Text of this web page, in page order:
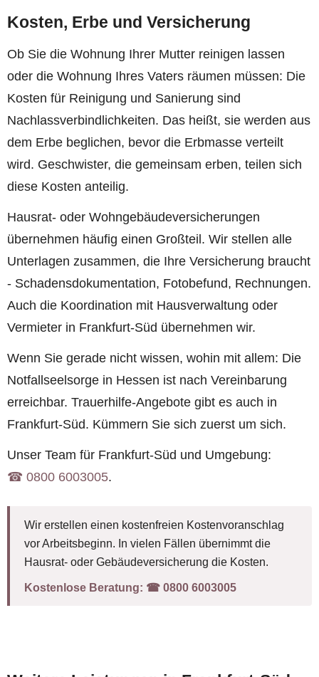
Kosten, Erbe und Versicherung
Ob Sie die Wohnung Ihrer Mutter reinigen lassen
oder die Wohnung Ihres Vaters räumen müssen: Die
Kosten für Reinigung und Sanierung sind
Nachlassverbindlichkeiten. Das heißt, sie werden aus
dem Erbe beglichen, bevor die Erbmasse verteilt
wird. Geschwister, die gemeinsam erben, teilen sich
diese Kosten anteilig.
Hausrat- oder Wohngebäudeversicherungen
übernehmen häufig einen Großteil. Wir stellen alle
Unterlagen zusammen, die Ihre Versicherung braucht
- Schadensdokumentation, Fotobefund, Rechnungen.
Auch die Koordination mit Hausverwaltung oder
Vermieter in Frankfurt-Süd übernehmen wir.
Wenn Sie gerade nicht wissen, wohin mit allem: Die
Notfallseelsorge in Hessen ist nach Vereinbarung
erreichbar. Trauerhilfe-Angebote gibt es auch in
Frankfurt-Süd. Kümmern Sie sich zuerst um sich.
Unser Team für Frankfurt-Süd und Umgebung:
☎︎ 0800 6003005.
Wir erstellen einen kostenfreien Kostenvoranschlag
vor Arbeitsbeginn. In vielen Fällen übernimmt die
Hausrat- oder Gebäudeversicherung die Kosten.
Kostenlose Beratung: ☎︎ 0800 6003005